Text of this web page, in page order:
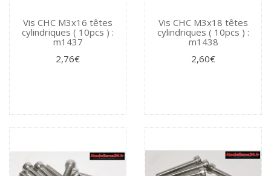
Vis CHC M3x16 têtes
cylindriques ( 10pcs ) :
m1437
2,76€
Vis CHC M3x18 têtes
cylindriques ( 10pcs ) :
m1438
2,60€